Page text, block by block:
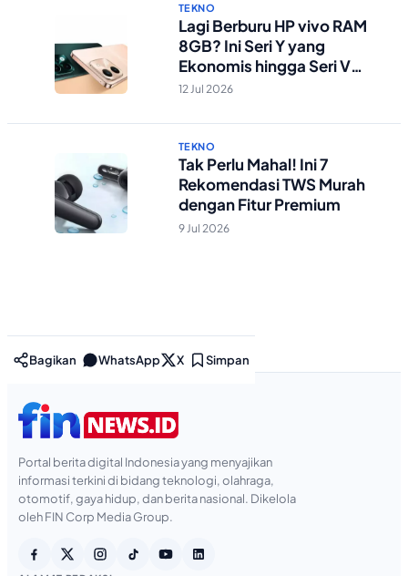
TEKNO
Lagi Berburu HP vivo RAM
8GB? Ini Seri Y yang
Ekonomis hingga Seri V
Berstandar Militer!
12 Jul 2026
TEKNO
Tak Perlu Mahal! Ini 7
Rekomendasi TWS Murah
dengan Fitur Premium
9 Jul 2026
Bagikan WhatsApp X Simpan
Portal berita digital Indonesia yang menyajikan
informasi terkini di bidang teknologi, olahraga,
otomotif, gaya hidup, dan berita nasional. Dikelola
oleh FIN Corp Media Group.